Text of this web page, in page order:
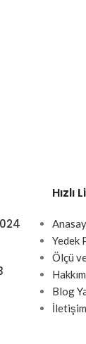
Hızlı
Yedek
Ölçü
Blog